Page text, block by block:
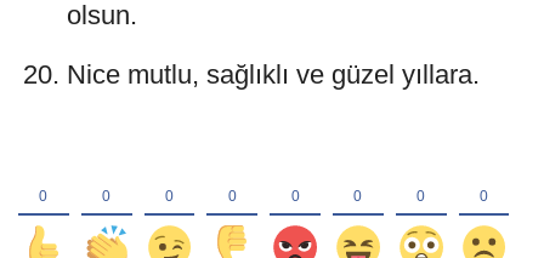
olsun.
Nice mutlu, sağlıklı ve güzel yıllara.